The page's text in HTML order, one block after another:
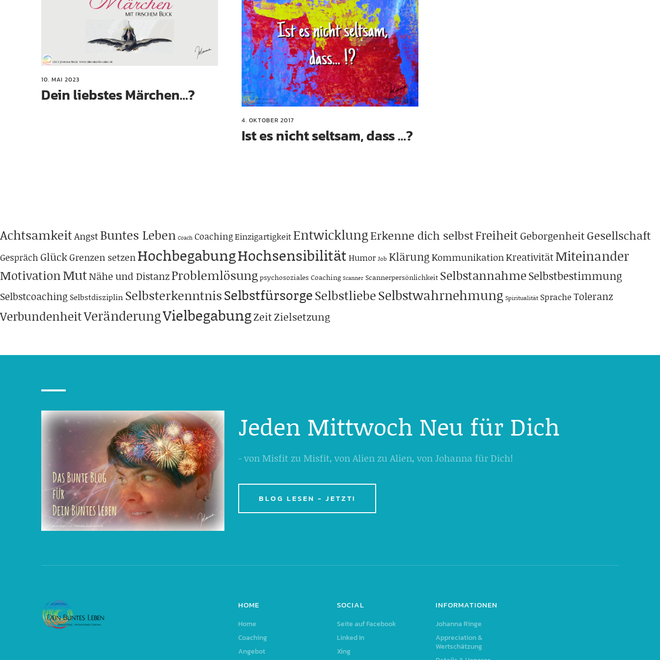
10. MAI 2023
Dein liebstes Märchen…?
4. OKTOBER 2017
Ist es nicht seltsam, dass …?
AchtsamkeitAngstBuntes Leben Coach CoachingEinzigartigkeit EntwicklungErkenne dich selbstFreiheit Geborgenheit Gesellschaft
Gespräch GlückGrenzen setzenHochbegabungHochsensibilität Humor Job KlärungKommunikationKreativitätMiteinander
MotivationMutNähe und DistanzProblemlösungpsychosoziales Coaching Scanner Scannerpersönlichkeit SelbstannahmeSelbstbestimmung
Selbstcoaching Selbstdisziplin SelbsterkenntnisSelbstfürsorgeSelbstliebeSelbstwahrnehmung Spiritualität Sprache Toleranz
VerbundenheitVeränderungVielbegabungZeitZielsetzung
Jeden Mittwoch Neu für Dich
- von Misfit zu Misfit, von Alien zu Alien, von Johanna für Dich!
BLOG LESEN - JETZT!
HOME
Home
Coaching
Angebot
SOCIAL
Seite auf Facebook
Linked In
Xing
INFORMATIONEN
Johanna Ringe
Appreciation &
Wertschätzung